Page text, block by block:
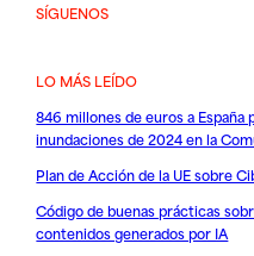
SÍGUENOS
LO MÁS LEÍDO
846 millones de euros a España
inundaciones de 2024 en la
Plan de Acción de la UE sobre
Código de buenas prácticas
contenidos generados por IA